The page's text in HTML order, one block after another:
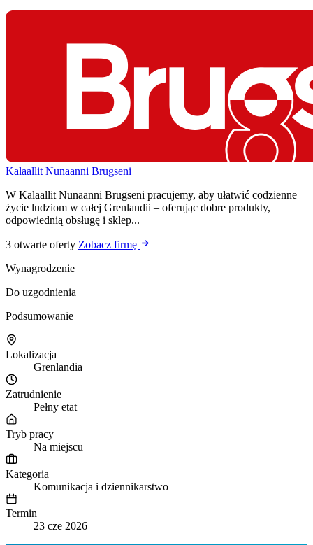
Kalaallit Nunaanni Brugseni
W Kalaallit Nunaanni Brugseni pracujemy, aby ułatwić codzienne
życie ludziom w całej Grenlandii – oferując dobre produkty,
odpowiednią obsługę i sklep...
3 otwarte oferty Zobacz firmę
Wynagrodzenie
Do uzgodnienia
Podsumowanie
Lokalizacja
Grenlandia
Zatrudnienie
Pełny etat
Tryb pracy
Na miejscu
Kategoria
Komunikacja i dziennikarstwo
Termin
23 cze 2026